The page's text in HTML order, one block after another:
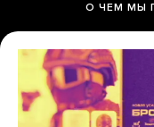
О ЧЕМ МЫ